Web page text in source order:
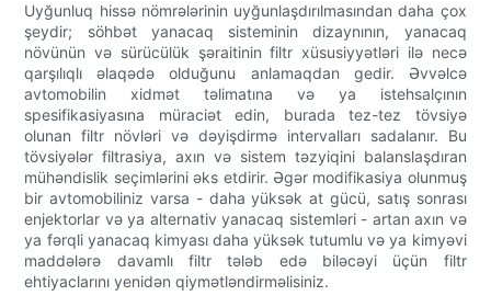
Uyğunluq hissə nömrələrinin uyğunlaşdırılmasından daha çox
şeydir; söhbət yanacaq sisteminin dizaynının, yanacaq
növünün və sürücülük şəraitinin filtr xüsusiyyətləri ilə necə
qarşılıqlı əlaqədə olduğunu anlamaqdan gedir. Əvvəlcə
avtomobilin xidmət təlimatına və ya istehsalçının
spesifikasiyasına müraciət edin, burada tez-tez tövsiyə
olunan filtr növləri və dəyişdirmə intervalları sadalanır. Bu
tövsiyələr filtrasiya, axın və sistem təzyiqini balanslaşdıran
mühəndislik seçimlərini əks etdirir. Əgər modifikasiya olunmuş
bir avtomobiliniz varsa - daha yüksək at gücü, satış sonrası
enjektorlar və ya alternativ yanacaq sistemləri - artan axın və
ya fərqli yanacaq kimyası daha yüksək tutumlu və ya kimyəvi
maddələrə davamlı filtr tələb edə biləcəyi üçün filtr
ehtiyaclarını yenidən qiymətləndirməlisiniz.